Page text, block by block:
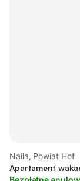
Naila, Powiat Hof
Apartament